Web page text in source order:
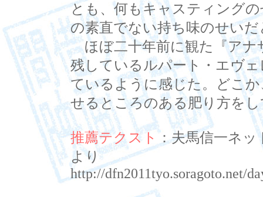
とも、何もキャスティング
の素直でない持ち味のせい
ほぼ二十年前に観た『アナ
残しているルパート・エヴ
ているように感じた。どこ
せるところのある肥り方を
推薦テクスト ：夫馬信一ネッ
より
http://dfn2011tyo.soragoto.net/